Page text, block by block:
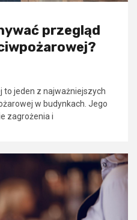
przegląd
to jeden z najważniejszych
w budynkach. Jego
zagrożenia i